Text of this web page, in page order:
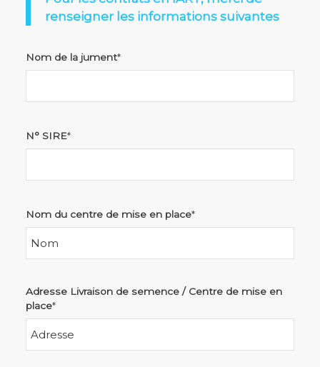
renseigner les informations suivantes
Nom de la jument*
N° SIRE*
Nom du centre de mise en place*
Adresse Livraison de semence / Centre de mise en
place*